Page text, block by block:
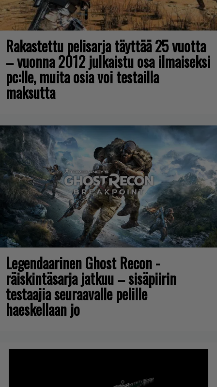
Rakastettu pelisarja täyttää 25 vuotta
– vuonna 2012 julkaistu osa ilmaiseksi
pc:lle, muita osia voi testailla
maksutta
Legendaarinen Ghost Recon -
räiskintäsarja jatkuu – sisäpiirin
testaajia seuraavalle pelille
haeskellaan jo